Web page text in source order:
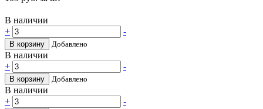
В наличии
+
-
В корзину Добавлено
В наличии
+
-
В корзину Добавлено
В наличии
+
-